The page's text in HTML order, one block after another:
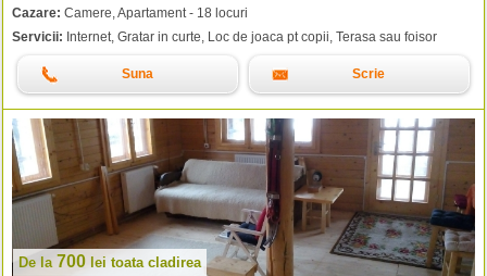
Cazare: Camere, Apartament - 18 locuri
Servicii: Internet, Gratar in curte, Loc de joaca pt copii, Terasa sau foisor
Suna Scrie
De la 700 lei toata cladirea